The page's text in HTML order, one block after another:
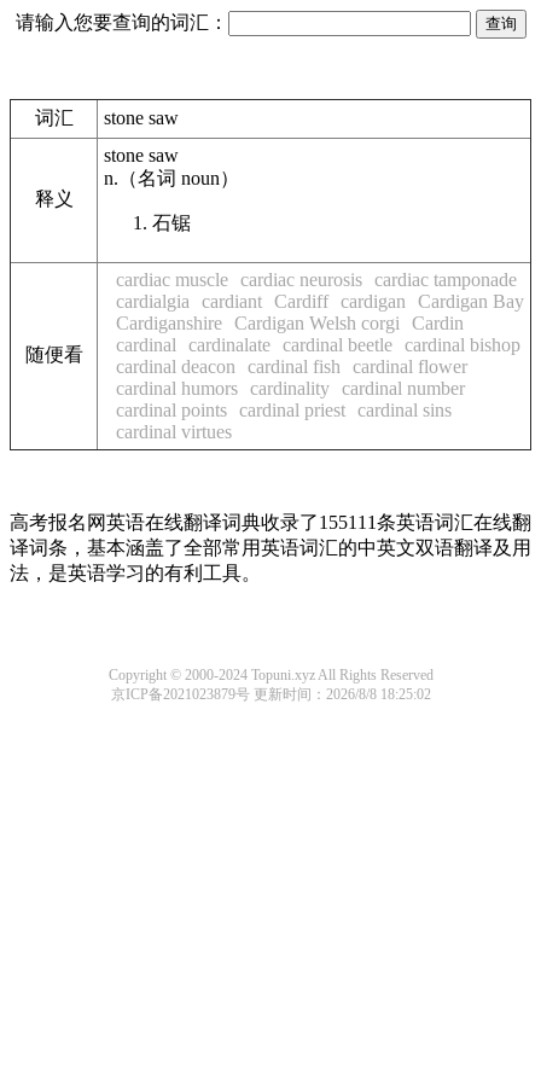
请输入您要查询的词汇：
词汇 stone saw
释义
stone saw
n. （名词 noun）
石锯
随便看
cardiac muscle cardiac neurosis cardiac tamponade
cardialgia
cardiant Cardiff cardigan
Cardigan Bay
Cardiganshire Cardigan Welsh corgi
Cardin
cardinal
cardinalate cardinal beetle cardinal bishop
cardinal deacon
cardinal fish
cardinal flower
cardinal humors cardinality cardinal number
cardinal points cardinal priest cardinal sins
cardinal virtues
高考报名网英语在线翻译词典收录了155111条英语词汇在线翻
译词条，基本涵盖了全部常用英语词汇的中英文双语翻译及用
法，是英语学习的有利工具。
Copyright © 2000-2024 Topuni.xyz All Rights Reserved
京ICP备2021023879号更新时间：2026/8/8 18:25:02